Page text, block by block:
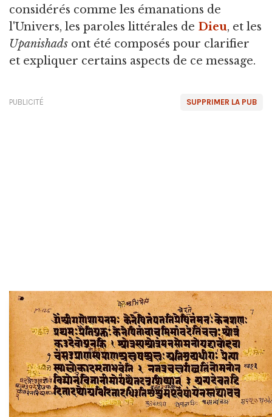
considérés comme les émanations de
l'Univers, les paroles littérales de Dieu, et les
Upanishads ont été composés pour clarifier
et expliquer certains aspects de ce message.
SUPPRIMER LA PUB
PUBLICITÉ